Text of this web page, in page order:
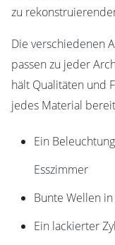
zu
Die verschiedenen
passen zu jeder
hält Qualitäten und
jedes Material
Ein
Esszimmer
Bunte Wellen
Ein lackierter